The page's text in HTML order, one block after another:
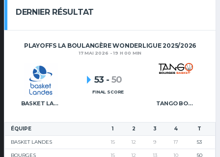
DERNIER RÉSULTAT
PLAYOFFS LA BOULANGÈRE WONDERLIGUE 2025/2026
17 MAI 2026 - 19 H 00 MIN
BASKET LANDES TANGO BOURGES BASKET
53 - 50
FINAL SCORE
ÉQUIPE 1 2 3 4 T
BASKET LANDES 15 12 9 17 53
BOURGES 15 12 13 10 50